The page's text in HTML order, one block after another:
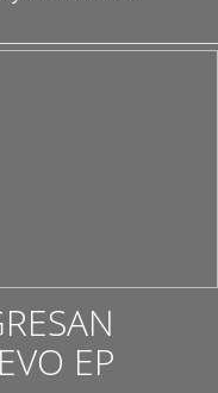
EP